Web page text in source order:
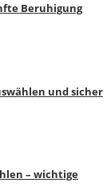
Beruhigung
und sicher
– wichtige